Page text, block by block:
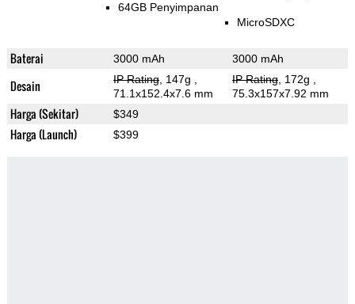
64GB Penyimpanan
MicroSDXC
Baterai 3000 mAh 3000 mAh
Desain IP Rating, 147g
71.1x152.4x7.6 mm
IP Rating, 172g
75.3x157x7.92 mm
Harga (Sekitar) $349
Harga (Launch) $399